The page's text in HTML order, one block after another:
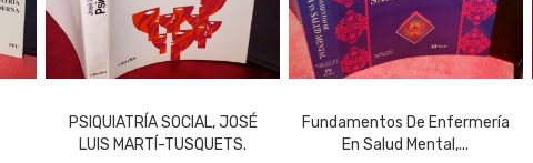
PSIQUIATRÍA SOCIAL, JOSÉ
LUIS MARTÍ-TUSQUETS.
Fundamentos De Enfermería
En Salud Mental,...